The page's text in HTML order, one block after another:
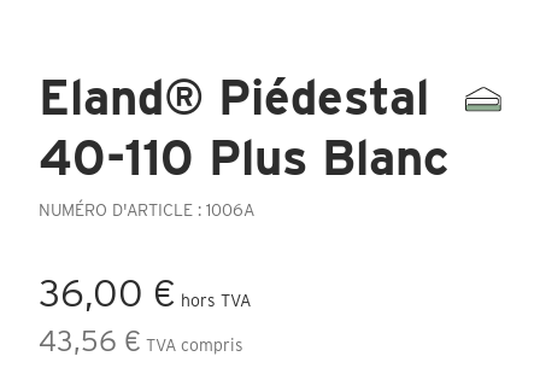
Eland® Piédestal
40-110 Plus Blanc
NUMÉRO D'ARTICLE : 1006A
36,00 € hors TVA
43,56 € TVA compris